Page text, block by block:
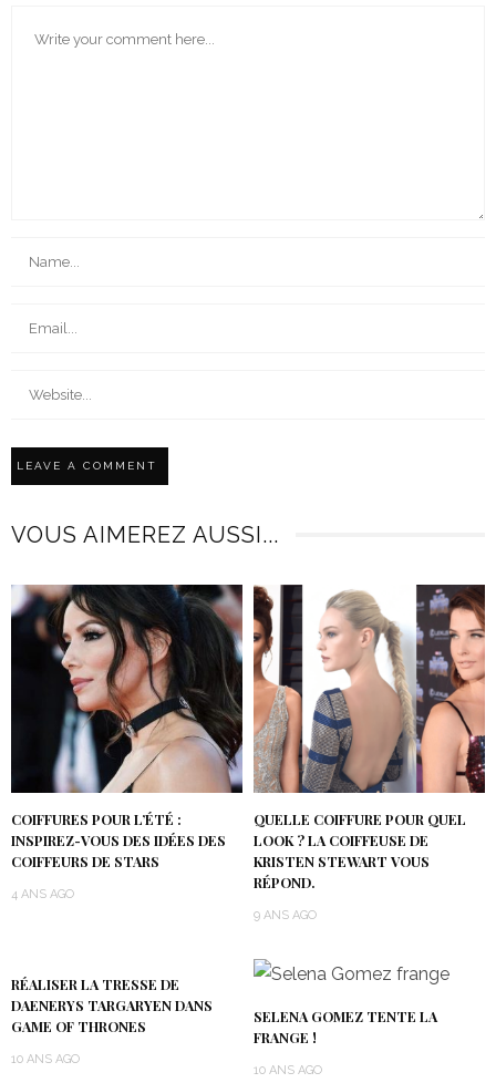
VOUS AIMEREZ AUSSI...
COIFFURES POUR L’ÉTÉ :
INSPIREZ-VOUS DES IDÉES DES
COIFFEURS DE STARS
4 ANS AGO
QUELLE COIFFURE POUR QUEL
LOOK ? LA COIFFEUSE DE
KRISTEN STEWART VOUS
RÉPOND.
9 ANS AGO
RÉALISER LA TRESSE DE
DAENERYS TARGARYEN DANS
GAME OF THRONES
10 ANS AGO
SELENA GOMEZ TENTE LA
FRANGE !
10 ANS AGO